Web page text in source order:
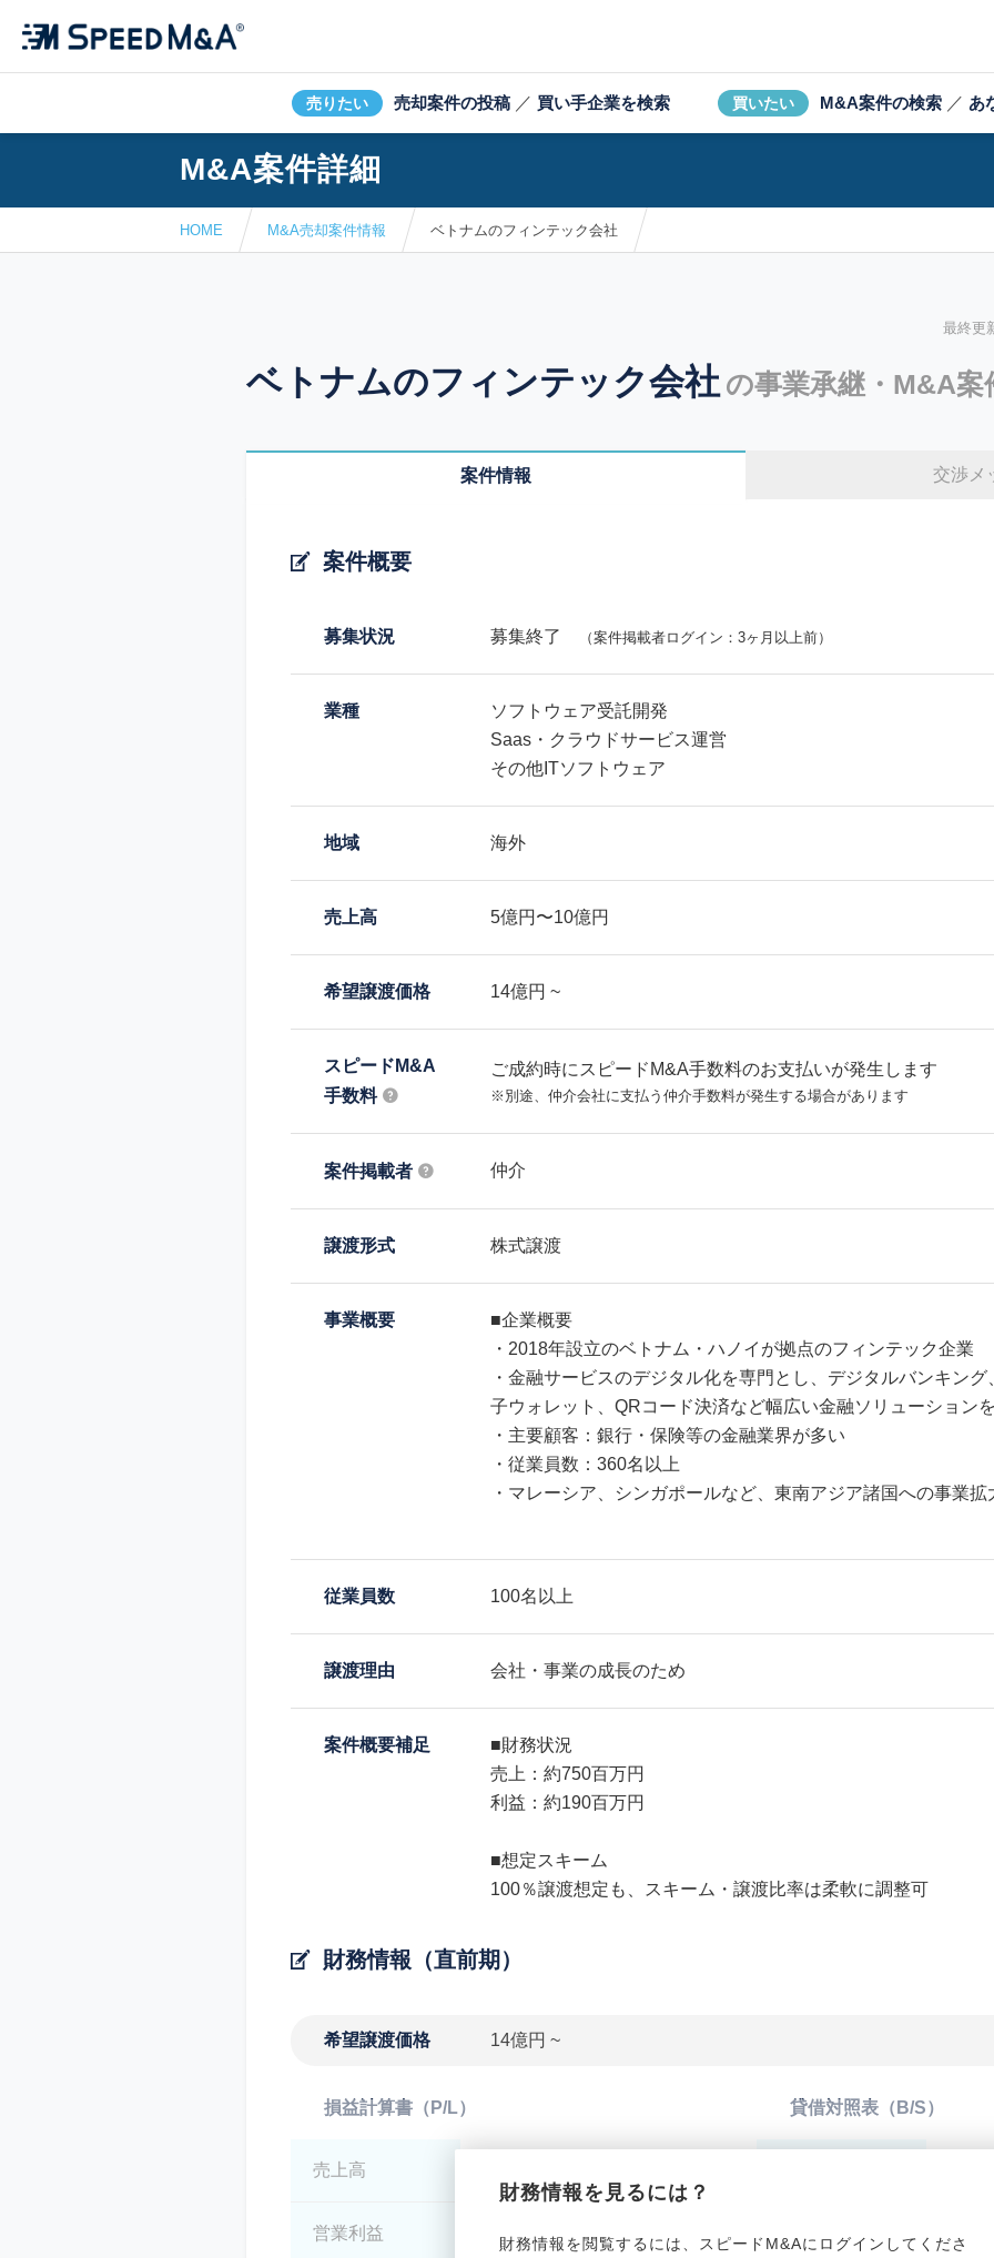
売りたい 売却案件の投稿 ／ 買い手企業を検索 買いたい M&A案件の検索 ／ あ
M&A案件詳細
HOME M&A売却案件情報 ベトナムのフィンテック会社
最終更
ベトナムのフィンテック会社 の事業承継・M&A案
案件情報 交渉メ
案件概要
募集状況 募集終了 （案件掲載者ログイン：3ヶ月以上前）
業種
ソフトウェア受託開発
Saas・クラウドサービス運営
その他ITソフトウェア
地域 海外
売上高 5億円〜10億円
希望譲渡価格 14億円 ~
スピードM&A
手数料
ご成約時にスピードM&A手数料のお支払いが発生します
※別途、仲介会社に支払う仲介手数料が発生する場合があります
案件掲載者 仲介
譲渡形式 株式譲渡
事業概要
■企業概要
・2018年設立のベトナム・ハノイが拠点のフィンテック企業
・金融サービスのデジタル化を専門とし、デジタルバンキン
子ウォレット、QRコード決済など幅広い金融ソリューション
・主要顧客：銀行・保険等の金融業界が多い
・従業員数：360名以上
・マレーシア、シンガポールなど、東南アジア諸国への事業拡
従業員数 100名以上
譲渡理由 会社・事業の成長のため
案件概要補足
■財務状況
売上：約750百万円
利益：約190百万円
■想定スキーム
100％譲渡想定も、スキーム・譲渡比率は柔軟に調整可
財務情報（直前期）
希望譲渡価格 14億円 ~
財務情報を見るには？
財務情報を閲覧するには、スピードM&Aにログインしてくださ
損益計算書（P/L）
売上高
営業利益 ********************
貸借対照表（B/S）
有利子負債